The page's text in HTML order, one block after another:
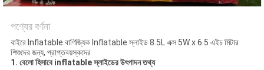
পণ্যের বর্ণনা
বাইরে Inflatable বাণিজ্যিক Inflatable স্লাইড 8.5L এক্স 5W x 6.5 এইচ মিটার
শিশুদের জন্য, প্রাপ্তবয়স্কদের
1. বেলো হিসাবে inflatable স্লাইডের উৎপাদন তথ্য